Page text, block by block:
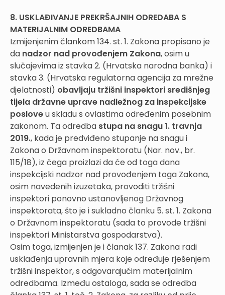
8. USKLAĐIVANJE PREKRŠAJNIH ODREDABA S
MATERIJALNIM ODREDBAMA
Izmijenjenim člankom 134. st. 1. Zakona propisano je
da nadzor nad provođenjem Zakona, osim u
slučajevima iz stavka 2. (Hrvatska narodna banka) i
stavka 3. (Hrvatska regulatorna agencija za mrežne
djelatnosti) obavljaju tržišni inspektori središnjeg
tijela državne uprave nadležnog za inspekcijske
posloveu skladu s ovlastima određenim posebnim
zakonom. Ta odredba stupa na snagu 1. travnja
2019., kada je predviđeno stupanje na snagu i
Zakona o Državnom inspektoratu (Nar. nov., br.
115/18), iz čega proizlazi da će od toga dana
inspekcijski nadzor nad provođenjem toga Zakona,
osim navedenih izuzetaka, provoditi tržišni
inspektori ponovno ustanovljenog Državnog
inspektorata, što je i sukladno članku 5. st. 1. Zakona
o Državnom inspektoratu (sada to provode tržišni
inspektori Ministarstva gospodarstva).
Osim toga, izmijenjen je i članak 137. Zakona radi
usklađenja upravnih mjera koje određuje rješenjem
tržišni inspektor, s odgovarajućim materijalnim
odredbama. Između ostaloga, sada se odredba